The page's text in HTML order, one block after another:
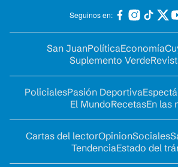
Seguinos en:
San JuanPolíticaEconomía
Suplemento Verde
PolicialesPasión Deportiva
El MundoRecetasEn las
Cartas del lectorOpinionSociales
TendenciaEstado del